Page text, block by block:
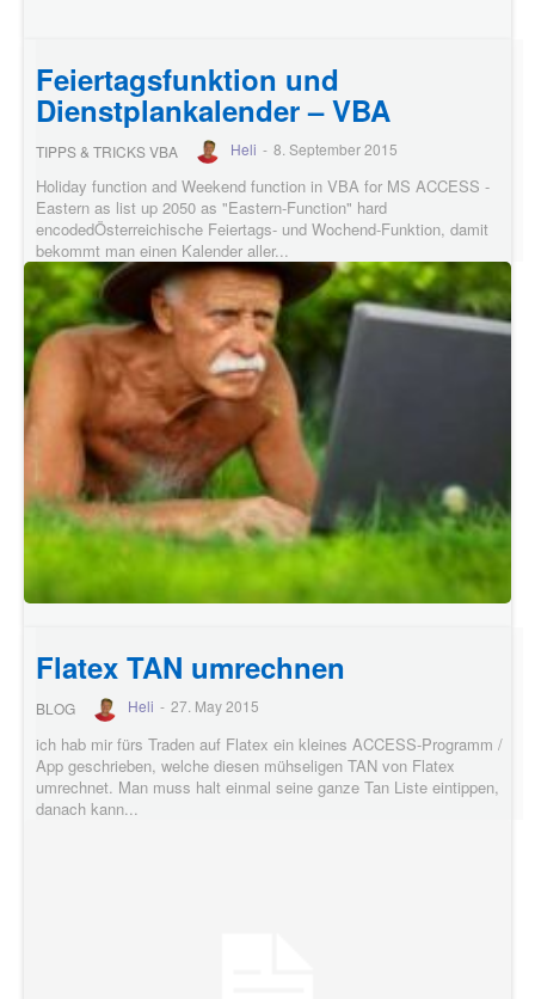
Feiertagsfunktion und
Dienstplankalender – VBA
TIPPS & TRICKS VBA Heli - 8. September 2015
Holiday function and Weekend function in VBA for MS ACCESS -
Eastern as list up 2050 as "Eastern-Function" hard
encodedÖsterreichische Feiertags- und Wochend-Funktion, damit
bekommt man einen Kalender aller...
Flatex TAN umrechnen
BLOG Heli - 27. May 2015
ich hab mir fürs Traden auf Flatex ein kleines ACCESS-Programm /
App geschrieben, welche diesen mühseligen TAN von Flatex
umrechnet. Man muss halt einmal seine ganze Tan Liste eintippen,
danach kann...